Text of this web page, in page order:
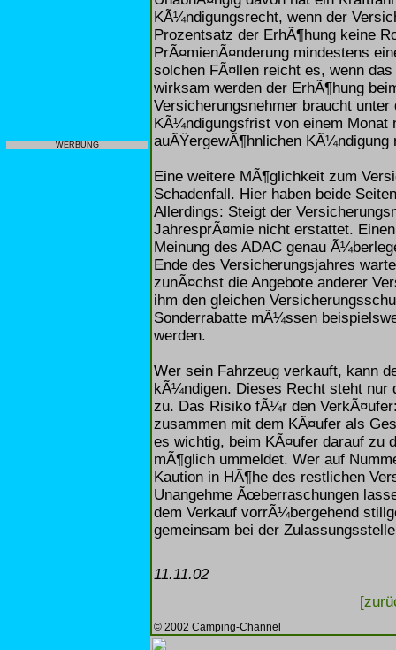
WERBUNG
KÃ¼ndigungsrecht, wenn der
Prozentsatz der ErhÃ¶hung keine
PrÃ¤mienÃ¤nderung mindestens
solchen FÃ¤llen reicht es, wenn
wirksam werden der ErhÃ¶hung
Versicherungsnehmer braucht
KÃ¼ndigungsfrist von einem Monat
auÃŸergewÃ¶hnlichen
Eine weitere MÃ¶glichkeit zum
Schadenfall. Hier haben beide
Allerdings: Steigt der
JahresprÃ¤mie nicht erstattet.
Meinung des ADAC genau
Ende des Versicherungsjahres
zunÃ¤chst die Angebote anderer
ihm den gleichen
Sonderrabatte mÃ¼ssen
werden.
Wer sein Fahrzeug verkauft, kann
kÃ¼ndigen. Dieses Recht steht nur
zu. Das Risiko fÃ¼r den
zusammen mit dem KÃ¤ufer als
es wichtig, beim KÃ¤ufer darauf zu
mÃ¶glich ummeldet. Wer auf
Kaution in HÃ¶he des restlichen
Unangehme Ãœberraschungen
dem Verkauf vorrÃ¼bergehend
gemeinsam bei der
11.11.02
© 2002 Camping-Channel